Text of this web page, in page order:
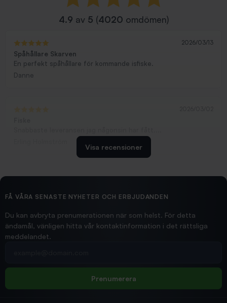
4.9 av 5 (4020 omdömen)
2026/03/13
Spåhållare Skarven
En perfekt spåhållare för kommande isfiske.
Danne
2026/02/19
Hittade exakt vad jag behövde. Snabb och bra...
Visa recensioner
FÅ VÅRA SENASTE NYHETER OCH ERBJUDANDEN
Du kan avbryta prenumerationen när som helst. För detta
ändamål, vänligen hitta vår kontaktinformation i det rättsliga
meddelandet.
Prenumerera